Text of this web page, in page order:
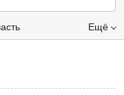
Ещё